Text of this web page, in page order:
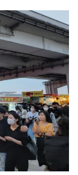
U
R
L
복
사
공
유
하
기
기
크
게
변
경
하
기
기
작
게
변
경
하
기